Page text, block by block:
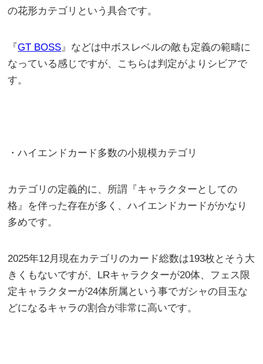
の花形カテゴリという具合です。
『GT BOSS 』などは中ボスレベルの敵も定義の範疇に
なっている感じですが、こちらは判定がよりシビアで
す。
・ハイエンドカード多数の小規模カテゴリ
カテゴリの定義的に、所謂『キャラクターとしての
格』を伴った存在が多く、ハイエンドカードがかなり
多めです。
2025年12月現在カテゴリのカード総数は193枚とそう大
きくもないですが、LRキャラクターが20体、フェス限
定キャラクターが24体所属という事でガシャの目玉な
どになるキャラの割合が非常に高いです。